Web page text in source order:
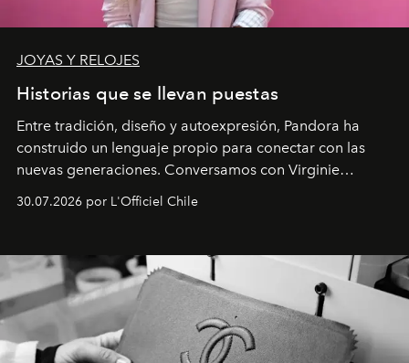
JOYAS Y RELOJES
Historias que se llevan puestas
Entre tradición, diseño y autoexpresión, Pandora ha
construido un lenguaje propio para conectar con las
nuevas generaciones. Conversamos con Virginie
Dubray, la responsable de marketing para
Latinoamérica, sobre identidad, cultura y el valor
30.07.2026 por L'Officiel Chile